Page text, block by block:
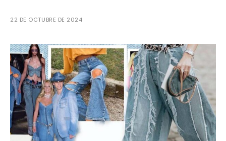
22 DE OCTUBRE DE 2024